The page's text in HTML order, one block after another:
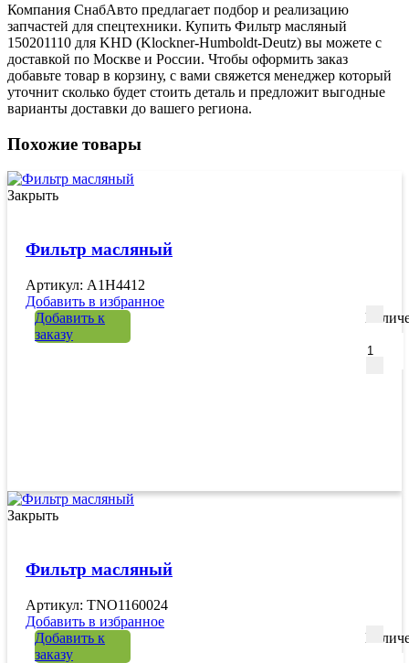
Компания СнабАвто предлагает подбор и реализацию
запчастей для спецтехники. Купить Фильтр масляный
150201110 для KHD (Klockner-Humboldt-Deutz) вы можете с
доставкой по Москве и России. Чтобы оформить заказ
добавьте товар в корзину, с вами свяжется менеджер который
уточнит сколько будет стоить деталь и предложит выгодные
варианты доставки до вашего региона.
Похожие товары
Закрыть
Фильтр масляный
Артикул: A1H4412
Добавить в избранное
Добавить к
заказу
Закрыть
Фильтр масляный
Артикул: TNO1160024
Добавить в избранное
Добавить к
заказу